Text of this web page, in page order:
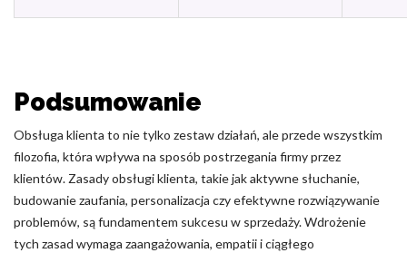
Podsumowanie
Obsługa klienta to nie tylko zestaw działań, ale przede wszystkim
filozofia, która wpływa na sposób postrzegania firmy przez
klientów. Zasady obsługi klienta, takie jak aktywne słuchanie,
budowanie zaufania, personalizacja czy efektywne rozwiązywanie
problemów, są fundamentem sukcesu w sprzedaży. Wdrożenie
tych zasad wymaga zaangażowania, empatii i ciągłego